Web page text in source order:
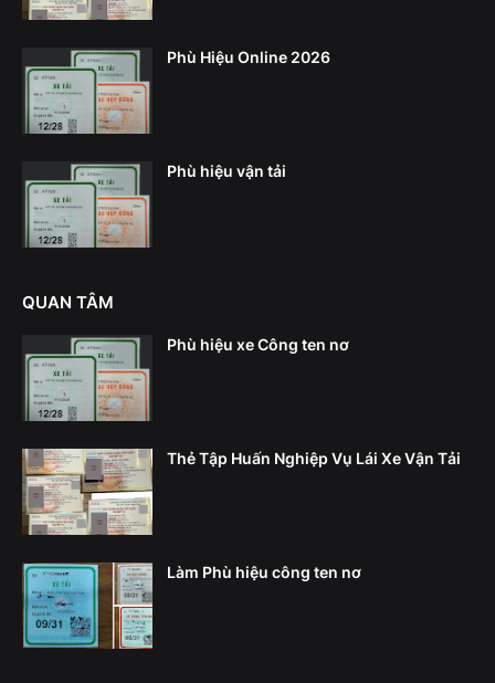
Phù Hiệu Online 2026
Phù hiệu vận tải
QUAN TÂM
Phù hiệu xe Công ten nơ
Thẻ Tập Huấn Nghiệp Vụ Lái Xe Vận Tải
Làm Phù hiệu công ten nơ